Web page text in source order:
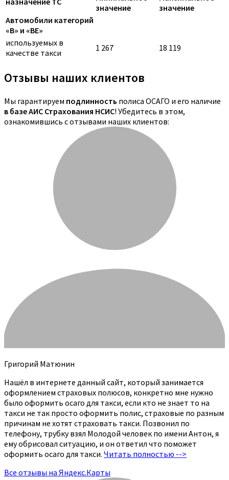
значение
значение
Автомобили категорий
«B» и «BE»
используемых в
качестве такси
1 267 18 119
Отзывы наших клиентов
Мы гарантируем подлинность полиса ОСАГО и его наличие
в базе АИС Страхования НСИС! Убедитесь в этом,
ознакомившись с отзывами наших клиентов:
Григорий Матюнин
Нашёл в интернете данный сайт, который занимается
оформлением страховых полюсов, конкретно мне нужно
было оформить осаго для такси, если кто не знает то на
такси не так просто оформить полис, страховые по разным
причинам не хотят страховать такси. Позвонил по
телефону, трубку взял Молодой человек по имени Антон, я
ему обрисовал ситуацию, и он ответил что поможет
оформить осаго для такси. Читать полностью -->
Все отзывы на Яндекс.Карты